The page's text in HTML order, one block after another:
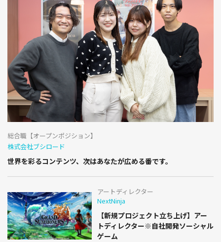
総合職【オープンポジション】
株式会社ブシロード
世界を彩るコンテンツ、次はあなたが広める番です。
アートディレクター
NextNinja
【新規プロジェクト立ち上げ】アー
トディレクター※自社開発ソーシャル
ゲーム